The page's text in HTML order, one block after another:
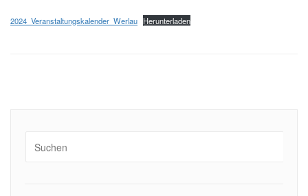
2024_Veranstaltungskalender_Werlau Herunterladen